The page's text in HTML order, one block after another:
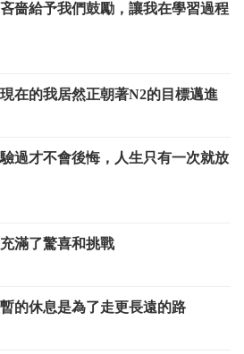
嗇給予我們鼓勵，讓我在學習過程
在的我居然正朝著N2的目標邁進
過才不會後悔，人生只有一次就放
滿了驚喜和挑戰
的休息是為了走更長遠的路